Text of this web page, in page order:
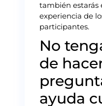
también estarás
experiencia de
participantes.
No
de
ayuda